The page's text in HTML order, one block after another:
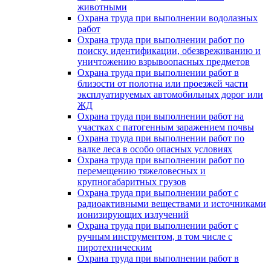
животными
Охрана труда при выполнении водолазных
работ
Охрана труда при выполнении работ по
поиску, идентификации, обезвреживанию и
уничтожению взрывоопасных предметов
Охрана труда при выполнении работ в
близости от полотна или проезжей части
эксплуатируемых автомобильных дорог или
ЖД
Охрана труда при выполнении работ на
участках с патогенным заражением почвы
Охрана труда при выполнении работ по
валке леса в особо опасных условиях
Охрана труда при выполнении работ по
перемещению тяжеловесных и
крупногабаритных грузов
Охрана труда при выполнении работ с
радиоактивными веществами и источниками
ионизирующих излучений
Охрана труда при выполнении работ с
ручным инструментом, в том числе с
пиротехническим
Охрана труда при выполнении работ в